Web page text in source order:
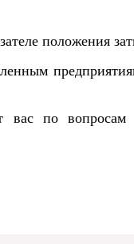
положения
по вопросам